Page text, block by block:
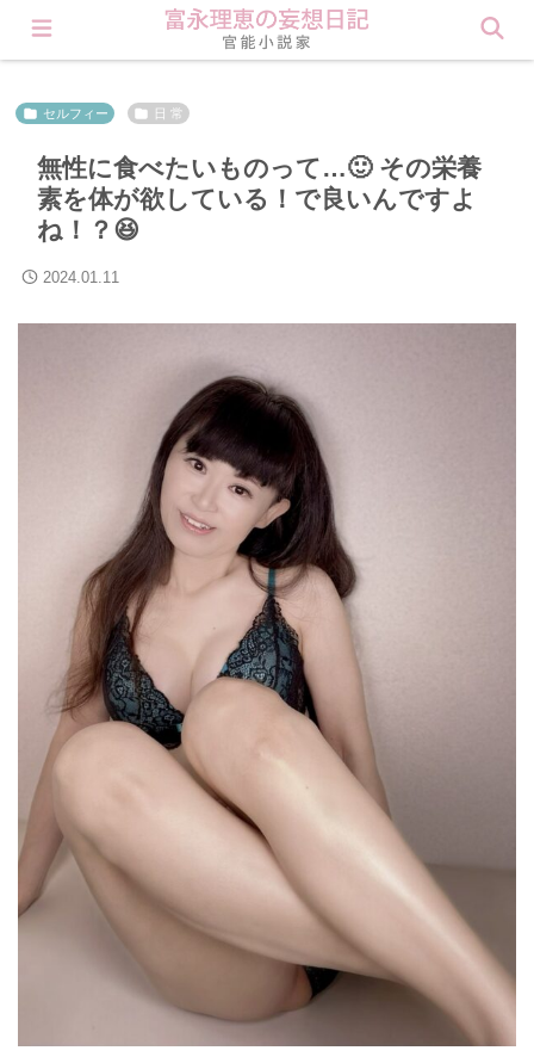
会員登録すると理恵の秘密が見られます❤︎ Click here
セルフィー 日 常
無性に食べたいものって…🙂 その栄養
素を体が欲している！で良いんですよ
ね！？😆
2024.01.11